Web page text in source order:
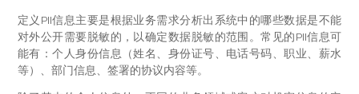
定义PII信息主要是根据业务需求分析出系统中的哪些数据是不能
对外公开需要脱敏的，以确定数据脱敏的范围。常见的PII信息可
能有：个人身份信息（姓名、身份证号、电话号码、职业、薪水
等）、部门信息、签署的协议内容等。